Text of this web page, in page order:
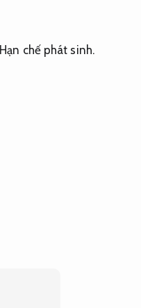
Hạn chế phát sinh.